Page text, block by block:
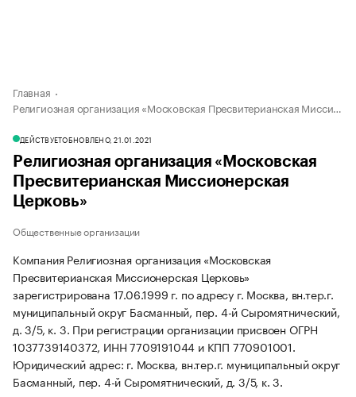
Главная
Религиозная организация «Московская Пресвитерианская Миссионерская Церковь»
ДЕЙСТВУЕТОБНОВЛЕНО, 21.01.2021
Религиозная организация «Московская
Пресвитерианская Миссионерская
Церковь»
Общественные организации
Компания Религиозная организация «Московская
Пресвитерианская Миссионерская Церковь»
зарегистрирована 17.06.1999 г. по адресу г. Москва, вн.тер.г.
муниципальный округ Басманный, пер. 4-й Сыромятнический,
д. 3/5, к. 3. При регистрации организации присвоен ОГРН
1037739140372, ИНН 7709191044 и КПП 770901001.
Юридический адрес: г. Москва, вн.тер.г. муниципальный округ
Басманный, пер. 4-й Сыромятнический, д. 3/5, к. 3.